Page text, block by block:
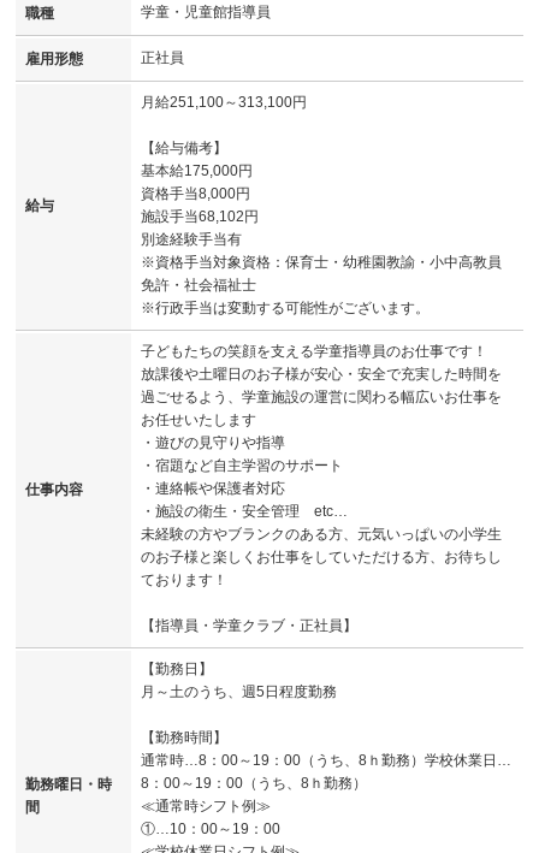
職種 学童・児童館指導員
雇用形態 正社員
給与
月給251,100～313,100円
【給与備考】
基本給175,000円
資格手当8,000円
施設手当68,102円
別途経験手当有
※資格手当対象資格：保育士・幼稚園教諭・小中高教員
免許・社会福祉士
※行政手当は変動する可能性がございます。
仕事内容
子どもたちの笑顔を支える学童指導員のお仕事です！
放課後や土曜日のお子様が安心・安全で充実した時間を
過ごせるよう、学童施設の運営に関わる幅広いお仕事を
お任せいたします
・遊びの見守りや指導
・宿題など自主学習のサポート
・連絡帳や保護者対応
・施設の衛生・安全管理 etc…
未経験の方やブランクのある方、元気いっぱいの小学生
のお子様と楽しくお仕事をしていただける方、お待ちし
ております！
【指導員・学童クラブ・正社員】
勤務曜日・時
間
【勤務日】
月～土のうち、週5日程度勤務
【勤務時間】
通常時…8：00～19：00（うち、8ｈ勤務）学校休業日…
8：00～19：00（うち、8ｈ勤務）
≪通常時シフト例≫
①…10：00～19：00